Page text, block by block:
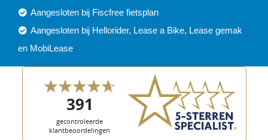
Aangesloten bij Fiscfree fietsplan
Aangesloten bij Hellorider, Lease a Bike, Lease gemak
en MobiLease